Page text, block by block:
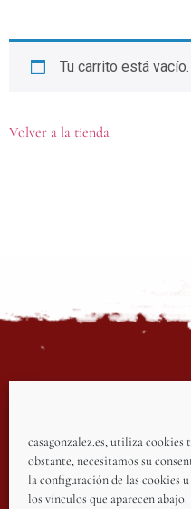
casagonzalez.es, utiliza
obstante, necesitamos su
la configuración de las cookies
los vínculos que aparecen abajo.
Tu carrito está vacío.
Volver a la tienda
TÉRMINOS Y
AVISO LEGAL